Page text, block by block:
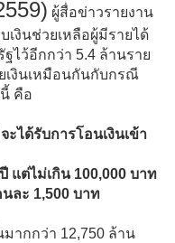
ผู้สื่อข่าวรายงาน
งินช่วยเหลือผู้มีรายได้
ไว้อีกกว่า 5.4 ล้านราย
เงินเหมือนกันกับกรณี
คือ
ะได้รับการโอนเงินเข้า
แต่ไม่เกิน 100,000 บาท
ละ 1,500 บาท
ากกว่า 12,750 ล้าน